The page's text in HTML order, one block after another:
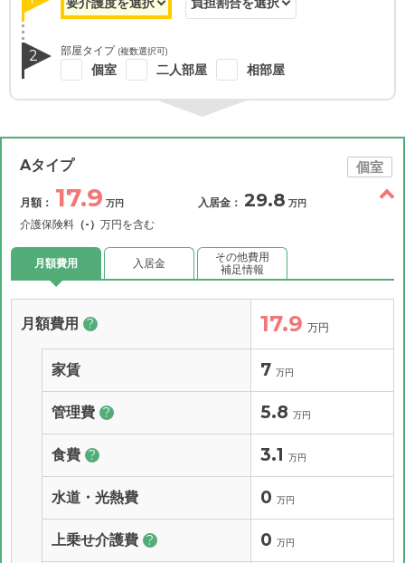
2 部屋タイプ (複数選択可)
個室 二人部屋 相部屋
Aタイプ 個室
月額： 17.9 万円
介護保険料 （-） 万円を含む
入居金： 29.8 万円
月額費用 入居金
その他費用
補足情報
月額費用 ? 17.9 万円
家賃 7 万円
管理費 ? 5.8 万円
食費 ? 3.1 万円
水道・光熱費 0 万円
上乗せ介護費 ? 0 万円